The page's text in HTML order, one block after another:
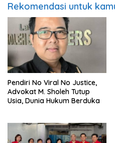
Rekomendasi untuk
Pendiri No Viral No Justice,
Advokat M. Sholeh Tutup
Usia, Dunia Hukum Berduka